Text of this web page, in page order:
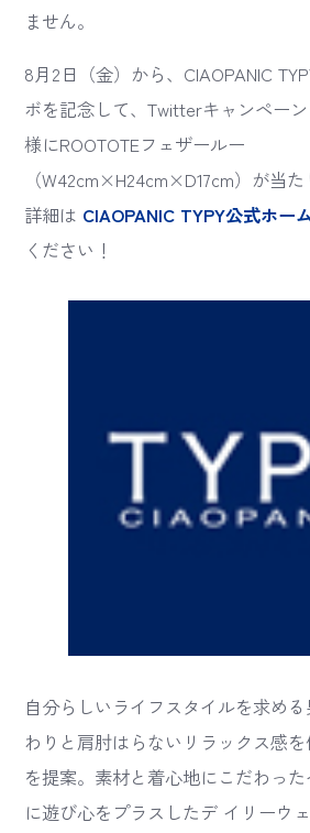
ません。
8月2日（金）から、CIAOPANIC
ボを記念して、Twitterキャンペー
様にROOTOTEフェザールー
（W42cm×H24cm×D17cm）が当た
詳細は CIAOPANIC TYPY公式ホー
ください！
自分らしいライフスタイルを求め
わりと肩肘はらないリラックス感
を提案。素材と着心地にこだわっ
に遊び心をプラスしたデ イリーウ